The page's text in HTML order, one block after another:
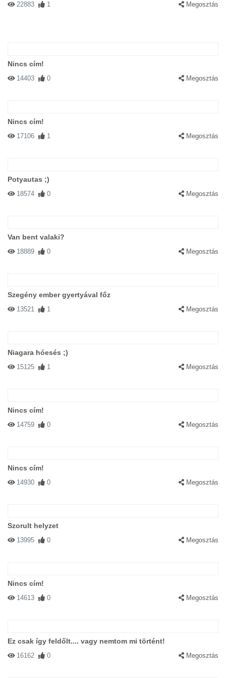
22883 1 Megosztás
Nincs cím!
14403 0 Megosztás
Nincs cím!
17106 1 Megosztás
Potyautas ;)
18574 0 Megosztás
Van bent valaki?
18889 0 Megosztás
Szegény ember gyertyával főz
13521 1 Megosztás
Niagara hóesés ;)
15125 1 Megosztás
Nincs cím!
14759 0 Megosztás
Nincs cím!
14930 0 Megosztás
Szorult helyzet
13995 0 Megosztás
Nincs cím!
14613 0 Megosztás
Ez csak így feldőlt.... vagy nemtom mi történt!
16162 0 Megosztás